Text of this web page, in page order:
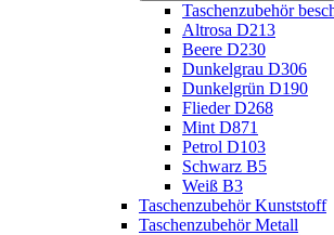
Taschenzubehör
Altrosa D213
Beere D230
Dunkelgrau D306
Dunkelgrün D190
Flieder D268
Mint D871
Petrol D103
Schwarz B5
Weiß B3
Taschenzubehör Kunststoff
Taschenzubehör Metall